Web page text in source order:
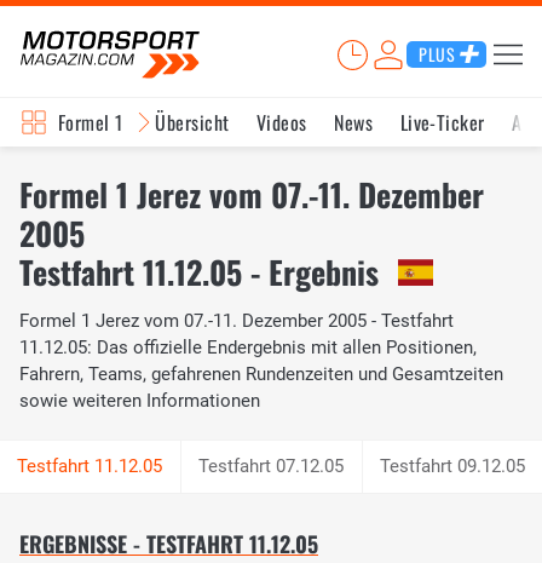
PLUS
Formel 1 Übersicht Videos News Live-Ticker
Formel 1 Jerez vom 07.-11. Dezember
2005
Testfahrt 11.12.05 - Ergebnis
Formel 1 Jerez vom 07.-11. Dezember 2005 - Testfahrt
11.12.05: Das offizielle Endergebnis mit allen Positionen,
Fahrern, Teams, gefahrenen Rundenzeiten und Gesamtzeiten
sowie weiteren Informationen
Testfahrt 07.12.05 Testfahrt 09.12.05
ERGEBNISSE - TESTFAHRT 11.12.05